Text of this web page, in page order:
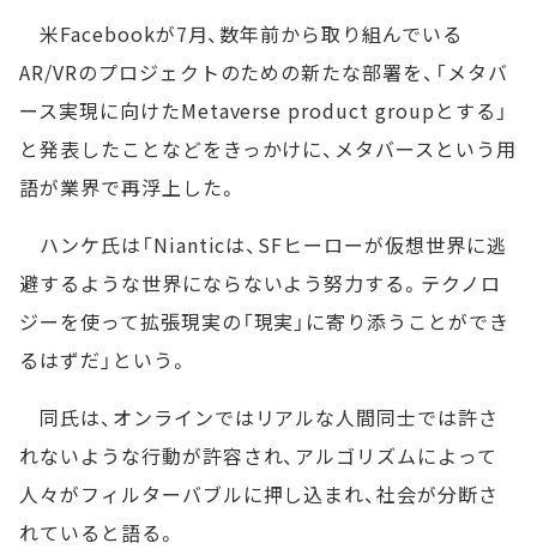
米Facebookが7月、数年前から取り組んでいる
AR/VRのプロジェクトのための新たな部署を、「メタバ
ース実現に向けたMetaverse product groupとする」
と発表したことなどをきっかけに、メタバースという用
語が業界で再浮上した。
ハンケ氏は「Nianticは、SFヒーローが仮想世界に逃
避するような世界にならないよう努力する。テクノロ
ジーを使って拡張現実の「現実」に寄り添うことができ
るはずだ」という。
同氏は、オンラインではリアルな人間同士では許さ
れないような行動が許容され、アルゴリズムによって
人々がフィルターバブルに押し込まれ、社会が分断さ
れていると語る。